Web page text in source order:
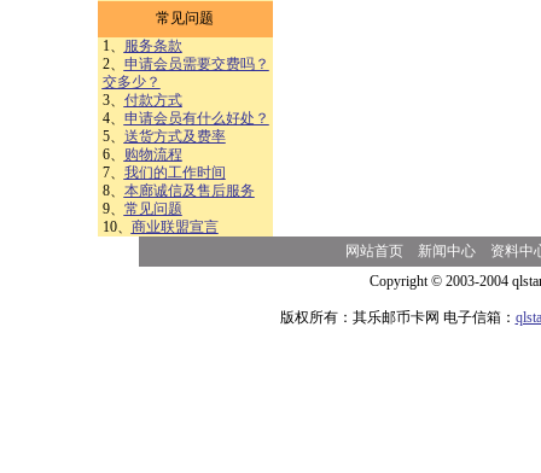
常见问题
1、
服务条款
2、 申请会员需要交费吗？
交多少？
3、 付款方式
4、 申请会员有什么好处？
5、 送货方式及费率
6、
购物流程
7、 我们的工作时间
8、 本廊诚信及售后服务
9、 常见问题
10、 商业联盟宣言
网站首页 新闻中心
资料中
Copyright © 2003-2004
版权所有：其乐邮币卡网 电子信箱：